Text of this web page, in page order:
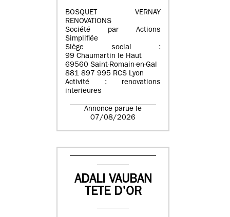
BOSQUET VERNAY
RENOVATIONS
Société par Actions
Simplifiée
Siège social :
99 Chaumartin le Haut
69560 Saint-Romain-en-Gal
881 897 995 RCS Lyon
Activité : renovations
interieures
Annonce parue le
07/08/2026
ADALI VAUBAN
TETE D'OR